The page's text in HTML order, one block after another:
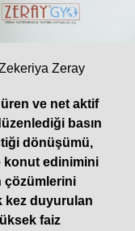
de etkisiyle bu
ivmesi yakaladı.
etkisiyle
büyüme
klasik sezonluk
üretim modelimiz,
artan bu
vermeye devam
Zeray
ve net aktif
basın
dönüşümü,
konut edinimini
çözümlerini
kez duyurulan
faiz